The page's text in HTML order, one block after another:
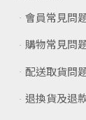
會員常見問
購物常見問
配送取貨問
退換貨及退